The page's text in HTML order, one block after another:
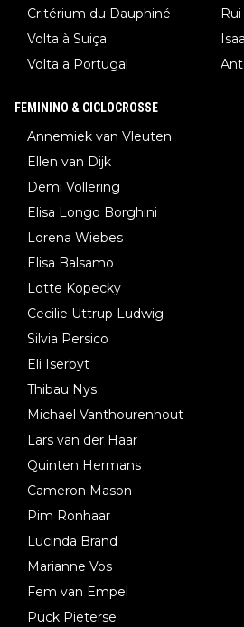
Critérium du Dauphiné
Volta à Suiça
Volta a Portugal
FEMININO & CICLOCROSSE
Annemiek van Vleuten
Ellen van Dijk
Demi Vollering
Elisa Longo Borghini
Lorena Wiebes
Elisa Balsamo
Lotte Kopecky
Cecilie Uttrup Ludwig
Silvia Persico
Eli Iserbyt
Thibau Nys
Michael Vanthourenhout
Lars van der Haar
Quinten Hermans
Cameron Mason
Pim Ronhaar
Lucinda Brand
Marianne Vos
Fem van Empel
Puck Pieterse